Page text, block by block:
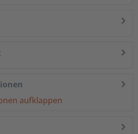
aufklappen